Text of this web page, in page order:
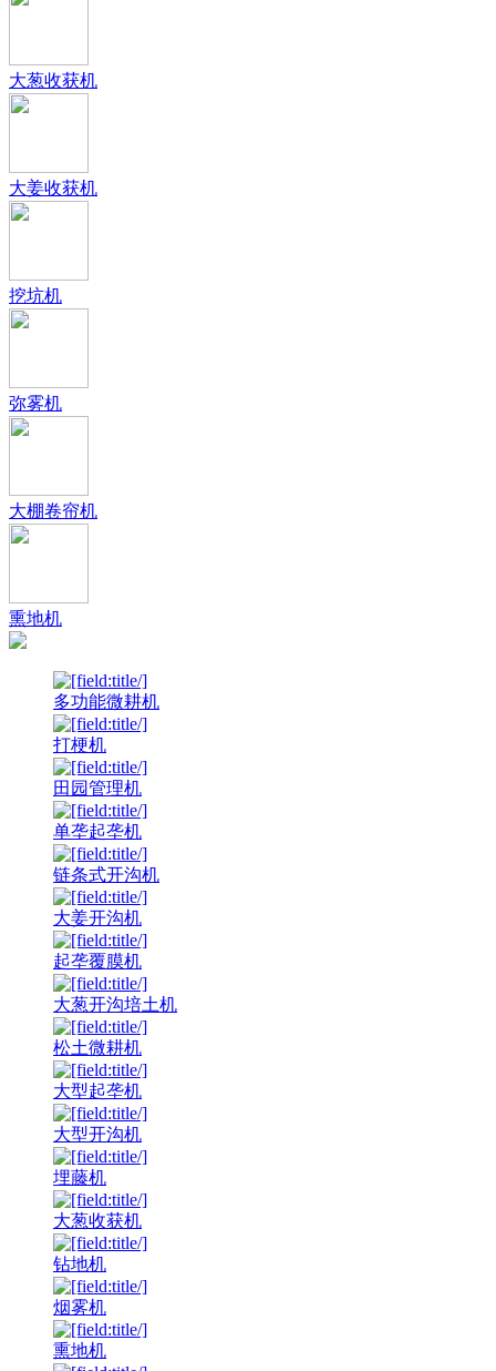
大葱收获机
大姜收获机
挖坑机
弥雾机
大棚卷帘机
熏地机
多功能微耕机
打梗机
田园管理机
单垄起垄机
链条式开沟机
大姜开沟机
起垄覆膜机
大葱开沟培土机
松土微耕机
大型起垄机
大型开沟机
埋藤机
大葱收获机
钻地机
烟雾机
熏地机